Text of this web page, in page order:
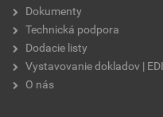
Dokumenty
Technická podpora
Dodacie listy
Vystavovanie dokladov | EDI
O nás